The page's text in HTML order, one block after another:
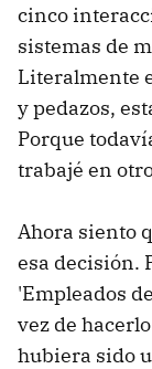
cinco
sistemas de
Literalmente
y pedazos,
Porque
trabajé en
Ahora siento
esa decisión.
'Empleados
vez de
hubiera sido